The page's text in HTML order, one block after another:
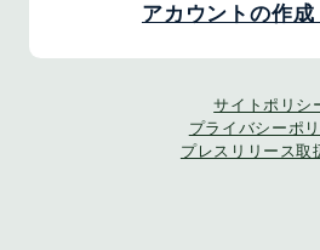
アカウントの作成
サイトポリシ
プライバシーポ
プレスリリース取